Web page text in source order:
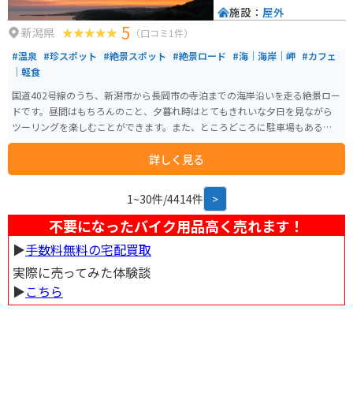
新潟県 5 （口コミ1件）
#温泉 #珍スポット #絶景スポット #絶景ロード #海｜海岸｜岬 #カフェ
｜軽食
国道402号線のうち、新潟市から長岡市の寺泊までの海岸沿いを走る絶景ロー
ドです。昼間はもちろんのこと、夕暮れ時はとてもきれいな夕日を見ながら
ツーリングを楽しむことができます。また、ところどころに駐車場もあるの
で、ゆっくり海を眺めることもできます。海の幸を楽しめる食事処、眺めの
良いカフェ、絶景の角田浜灯台などお食事処も景色も楽しめるルートです。
また、キャンプ場や温泉もシーサイドライン近くに密集しています。
詳しく見る
施設： 屋外
1~30件/4414件 >
不要になったバイク用品高く売れます！
▶︎手数料無料の宅配買取
実際に売ってみた体験談
▶︎こちら